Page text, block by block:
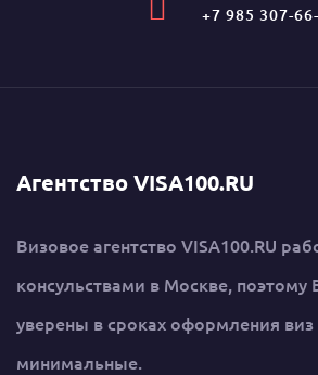
+7 985 307-
Агентство VISA100.RU
Визовое агентство VISA100.RU
консульствами в Москве,
уверены в сроках оформления виз
минимальные.